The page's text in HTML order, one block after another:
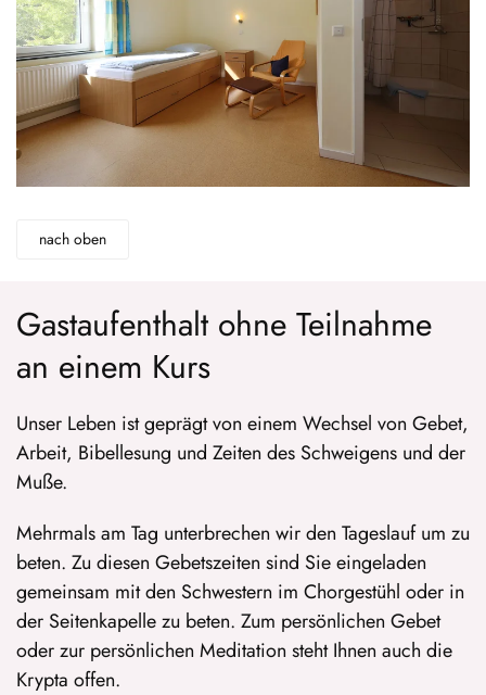
Einzelzimmer mit Dusche
nach oben
Gastaufenthalt ohne Teilnahme
an einem Kurs
Unser Leben ist geprägt von einem Wechsel von Gebet,
Arbeit, Bibellesung und Zeiten des Schweigens und der
Muße.
Mehrmals am Tag unterbrechen wir den Tageslauf um zu
beten. Zu diesen Gebetszeiten sind Sie eingeladen
gemeinsam mit den Schwestern im Chorgestühl oder in
der Seitenkapelle zu beten. Zum persönlichen Gebet
oder zur persönlichen Meditation steht Ihnen auch die
Krypta offen.